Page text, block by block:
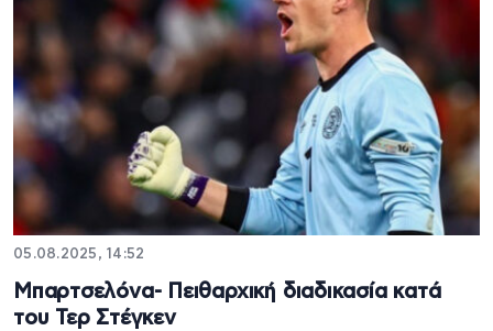
05.08.2025, 14:52
Μπαρτσελόνα- Πειθαρχική διαδικασία κατά
του Τερ Στέγκεν